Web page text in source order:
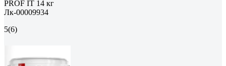
PROF IT 14 кг
Лк-00009934
5(6)